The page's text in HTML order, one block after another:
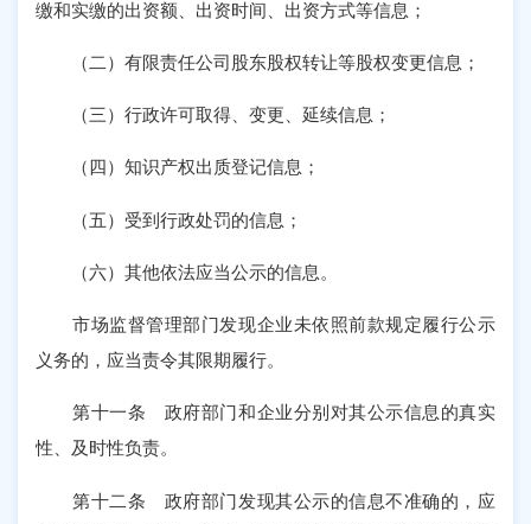
缴和实缴的出资额、出资时间、出资方式等信息；
（二）有限责任公司股东股权转让等股权变更信息；
（三）行政许可取得、变更、延续信息；
（四）知识产权出质登记信息；
（五）受到行政处罚的信息；
（六）其他依法应当公示的信息。
市场监督管理部门发现企业未依照前款规定履行公示
义务的，应当责令其限期履行。
第十一条 政府部门和企业分别对其公示信息的真实
性、及时性负责。
第十二条 政府部门发现其公示的信息不准确的，应